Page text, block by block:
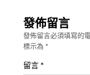
發佈留言
發佈留言必須填寫的
標示為 *
留言 *